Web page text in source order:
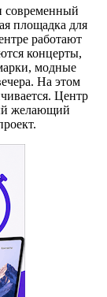
современный
площадка для
работают
концерты,
модные
На этом
Центр
желающий